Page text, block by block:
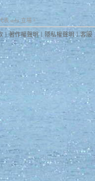
表 udn 立場。
︱著作權聲明︱ 隱私權聲明︱客服